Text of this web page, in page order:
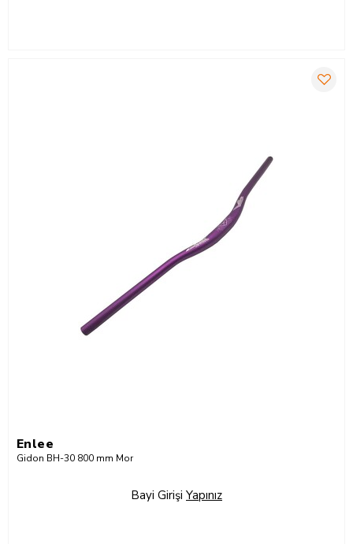
Enlee
Gidon BH-30 800 mm Mor
Bayi Girişi Yapınız